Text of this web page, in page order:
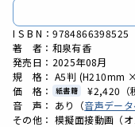
I S B N：9784866398525
著 者：和泉有香
発売日：2025年08月
規 格： A5判 (H210mm
価 格：
紙書籍 ¥2,420
音 声： あり（音声デー
その他： 模擬面接動画（